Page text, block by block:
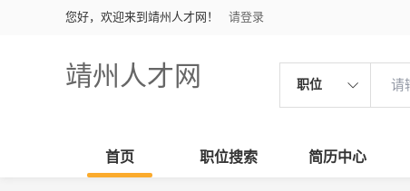
您好，欢迎来到靖州人才网！ 请登录
靖州人才网 职位
首页 职位搜索 简历中心